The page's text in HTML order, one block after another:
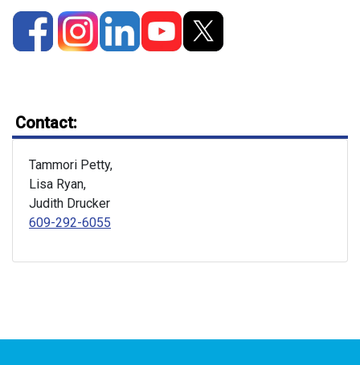
Contact:
Tammori Petty,
Lisa Ryan,
Judith Drucker
609-292-6055